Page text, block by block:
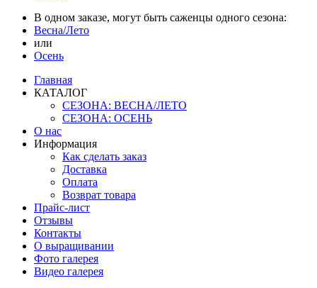
В одном заказе, могут быть саженцы одного сезона:
Весна/Лето
или
Осень
Главная
КАТАЛОГ
СЕЗОНА: ВЕСНА/ЛЕТО
СЕЗОНА: ОСЕНЬ
О нас
Информация
Как сделать заказ
Доставка
Оплата
Возврат товара
Прайс-лист
Отзывы
Контакты
О выращивании
Фото галерея
Видео галерея